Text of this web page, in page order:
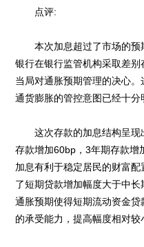
点评:
本次加息超过了市场的预
银行在银行监管机构采取差
当局对通胀预期管理的决心
通货膨胀的管控意图已经十分
这次存款的加息结构呈现
存款增加60bp，3年期存款增
加息有利于稳定居民的财富
了短期贷款增加幅度大于中
通胀预期使得短期流动资金
的承受能力，提高幅度相对较